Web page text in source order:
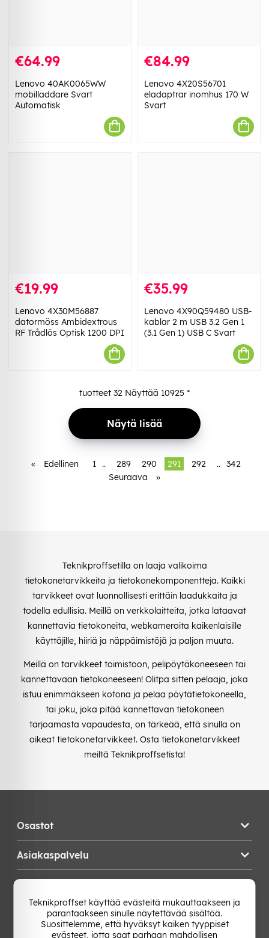
€64.99
Lenovo 40AK0065WW
mobilladdare Svart
Automatisk
€84.99
Lenovo 4X20S56701
eladaptrar inomhus 170 W
Svart
€19.99
Lenovo 4X30M56887
datormöss Ambidextrous
RF Trådlös Optisk 1200 DPI
€35.99
Lenovo 4X90Q59480 USB-
kablar 2 m USB 3.2 Gen 1
(3.1 Gen 1) USB C Svart
tuotteet 32 Näyttää 10925 *
Näytä lisää
« Edellinen 1 .. 289 290 291 292 .. 342
Seuraava
»
Teknikproffsetilla on laaja valikoima
tietokonetarvikkeita ja tietokonekomponentteja. Kaikki
tarvikkeet ovat luonnollisesti erittäin laadukkaita ja
todella edullisia. Meillä on verkkolaitteita, jotka lataavat
kannettavia tietokoneita, webkameroita kaikenlaisille
käyttäjille, hiiriä ja näppäimistöjä ja paljon muuta.
Meillä on tarvikkeet toimistoon, pelipöytäkoneeseen tai
kannettavaan tietokoneeseen! Olitpa sitten pelaaja, joka
istuu enimmäkseen kotona ja pelaa pöytätietokoneella,
tai joku, joka pitää kannettavan tietokoneen
tarjoamasta vapaudesta, on tärkeää, että sinulla on
oikeat tietokonetarvikkeet. Osta tietokonetarvikkeet
meiltä Teknikproffsetista!
Osastot
Asiakaspalvelu
Vaihda Maa
Teknikproffset käyttää evästeitä mukauttaakseen ja
parantaakseen sinulle näytettävää sisältöä.
Suosittelemme, että hyväksyt kaiken tyyppiset
evästeet, jotta saat parhaan mahdollisen